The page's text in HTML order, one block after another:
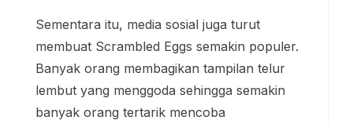
Sementara itu, media sosial juga turut
membuat Scrambled Eggs semakin populer.
Banyak orang membagikan tampilan telur
lembut yang menggoda sehingga semakin
banyak orang tertarik mencoba